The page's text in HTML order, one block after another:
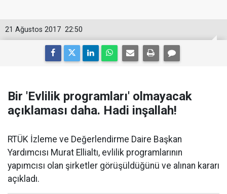
22:50
21 Ağustos 2017
Bir 'Evlilik programları' olmayacak
açıklaması daha. Hadi inşallah!
RTÜK İzleme ve Değerlendirme Daire Başkan
Yardımcısı Murat Ellialtı, evlilik programlarının
yapımcısı olan şirketler görüşüldüğünü ve alınan kararı
açıkladı.